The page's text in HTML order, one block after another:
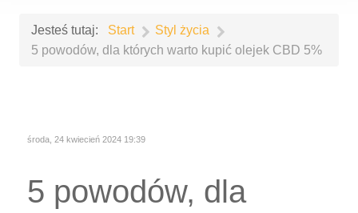
Jesteś tutaj: Start
Styl życia
5 powodów, dla których warto kupić olejek CBD 5%
środa, 24 kwiecień 2024 19:39
5 powodów, dla